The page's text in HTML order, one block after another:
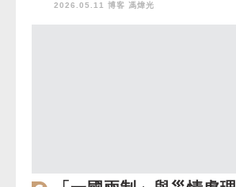
2026.05.11 博客 馮煒光